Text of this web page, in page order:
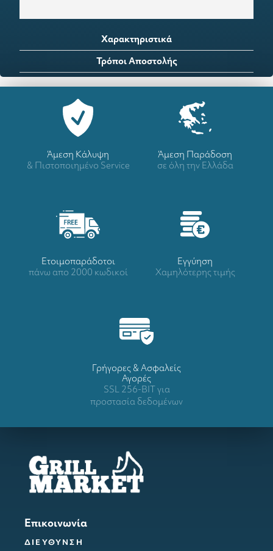
Χαρακτηριστικά
Τρόποι Αποστολής
Άμεση Κάλυψη
& Πιστοποιημένο Service
Άμεση Παράδοση
σε όλη την Ελλάδα
Ετοιμοπαράδοτοι
πάνω απο 2000 κωδικοί
Eγγύηση
Χαμηλότερης τιμής
Γρήγορες & Ασφαλείς
Αγορές
SSL 256-BIT για
προστασία δεδομένων
Επικοινωνία
ΔΙΕΥΘΥΝΣΗ